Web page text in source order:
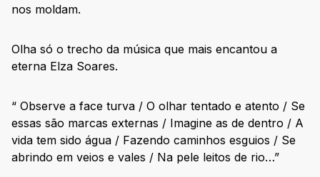
nos moldam.
Olha só o trecho da música que mais encantou a
eterna Elza Soares.
“ Observe a face turva / O olhar tentado e atento / Se
essas são marcas externas / Imagine as de dentro / A
vida tem sido água / Fazendo caminhos esguios / Se
abrindo em veios e vales / Na pele leitos de rio…”